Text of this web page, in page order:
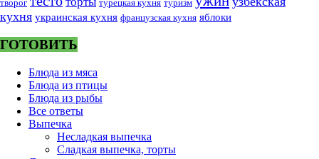
творог турецкая кухня туризм
кухня украинская кухня французская кухня яблоки
ГОТОВИТЬ
Блюда из мяса
Блюда из птицы
Блюда из рыбы
Все ответы
Выпечка
Несладкая выпечка
Сладкая выпечка, торты